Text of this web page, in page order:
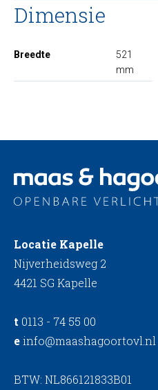
Dimensie
Breedte
521
mm
Locatie Kapelle
Nijverheidsweg 2
4421 SG Kapelle
t 0113 - 74 55 00
einfo@maashagoortovl.nl
BTW: NL866121833B01